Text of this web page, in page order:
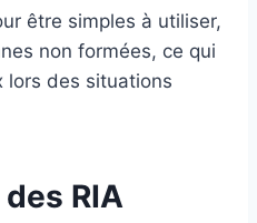
être simples à utiliser,
non formées, ce qui
lors des situations
RIA